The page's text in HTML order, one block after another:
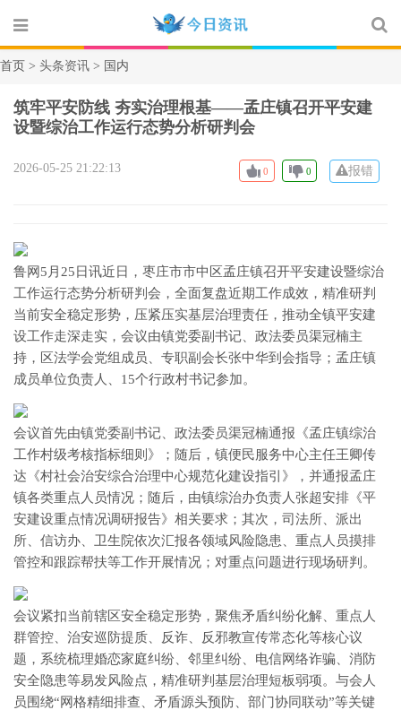
首页 > 头条资讯 > 国内
筑牢平安防线 夯实治理根基——孟庄镇召开平安建
设暨综治工作运行态势分析研判会
0 0 报错
2026-05-25 21:22:13
鲁网5月25日讯近日，枣庄市市中区孟庄镇召开平安建设暨综治
工作运行态势分析研判会，全面复盘近期工作成效，精准研判
当前安全稳定形势，压紧压实基层治理责任，推动全镇平安建
设工作走深走实，会议由镇党委副书记、政法委员渠冠楠主
持，区法学会党组成员、专职副会长张中华到会指导；孟庄镇
成员单位负责人、15个行政村书记参加。
会议首先由镇党委副书记、政法委员渠冠楠通报《孟庄镇综治
工作村级考核指标细则》；随后，镇便民服务中心主任王卿传
达《村社会治安综合治理中心规范化建设指引》，并通报孟庄
镇各类重点人员情况；随后，由镇综治办负责人张超安排《平
安建设重点情况调研报告》相关要求；其次，司法所、派出
所、信访办、卫生院依次汇报各领域风险隐患、重点人员摸排
管控和跟踪帮扶等工作开展情况；对重点问题进行现场研判。
会议紧扣当前辖区安全稳定形势，聚焦矛盾纠纷化解、重点人
群管控、治安巡防提质、反诈、反邪教宣传常态化等核心议
题，系统梳理婚恋家庭纠纷、邻里纠纷、电信网络诈骗、消防
安全隐患等易发风险点，精准研判基层治理短板弱项。与会人
员围绕“网格精细排查、矛盾源头预防、部门协同联动”等关键